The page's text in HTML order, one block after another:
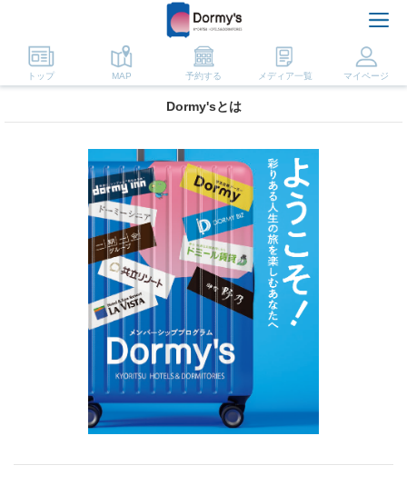
トップ MAP 予約する メディア一覧 マイページ
Dormy'sとは